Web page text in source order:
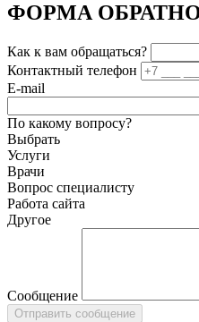
ФОРМА
Как к вам обращаться?
Контактный телефон
E-mail
По какому вопросу?
Выбрать
Услуги
Врачи
Вопрос специалисту
Работа сайта
Другое
Сообщение